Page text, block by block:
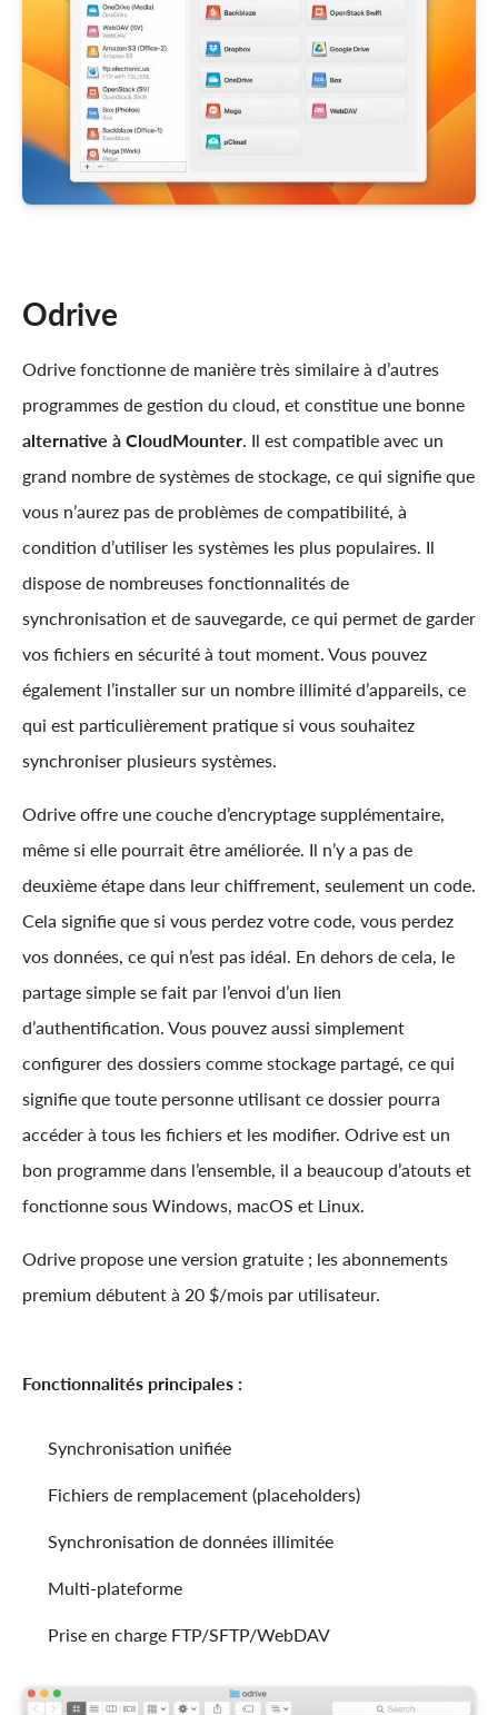
Odrive
Odrive fonctionne de manière très similaire à d’autres
programmes de gestion du cloud, et constitue une bonne
alternative à CloudMounter. Il est compatible avec un
grand nombre de systèmes de stockage, ce qui signifie que
vous n’aurez pas de problèmes de compatibilité, à
condition d’utiliser les systèmes les plus populaires. Il
dispose de nombreuses fonctionnalités de
synchronisation et de sauvegarde, ce qui permet de garder
vos fichiers en sécurité à tout moment. Vous pouvez
également l’installer sur un nombre illimité d’appareils, ce
qui est particulièrement pratique si vous souhaitez
synchroniser plusieurs systèmes.
Odrive offre une couche d’encryptage supplémentaire,
même si elle pourrait être améliorée. Il n’y a pas de
deuxième étape dans leur chiffrement, seulement un code.
Cela signifie que si vous perdez votre code, vous perdez
vos données, ce qui n’est pas idéal. En dehors de cela, le
partage simple se fait par l’envoi d’un lien
d’authentification. Vous pouvez aussi simplement
configurer des dossiers comme stockage partagé, ce qui
signifie que toute personne utilisant ce dossier pourra
accéder à tous les fichiers et les modifier. Odrive est un
bon programme dans l’ensemble, il a beaucoup d’atouts et
fonctionne sous Windows, macOS et Linux.
Odrive propose une version gratuite ; les abonnements
premium débutent à 20 $/mois par utilisateur.
Fonctionnalités principales :
Synchronisation unifiée
Fichiers de remplacement (placeholders)
Synchronisation de données illimitée
Multi-plateforme
Prise en charge FTP/SFTP/WebDAV